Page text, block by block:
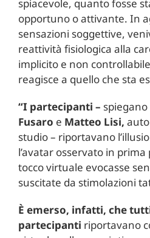
spiacevole, quanto fosse
opportuno o attivante. In
sensazioni soggettive,
reattività fisiologica alla
implicito e non
reagisce a quello che sta
“I partecipanti – spiegano
Fusaro e Matteo Lisi,
studio – riportavano
l’avatar osservato in
tocco virtuale evocasse
suscitate da stimolazioni
È emerso, infatti, che
partecipanti riportavano